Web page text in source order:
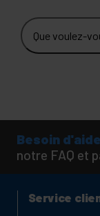
Que voulez-
Besoin
notre FAQ et
Service